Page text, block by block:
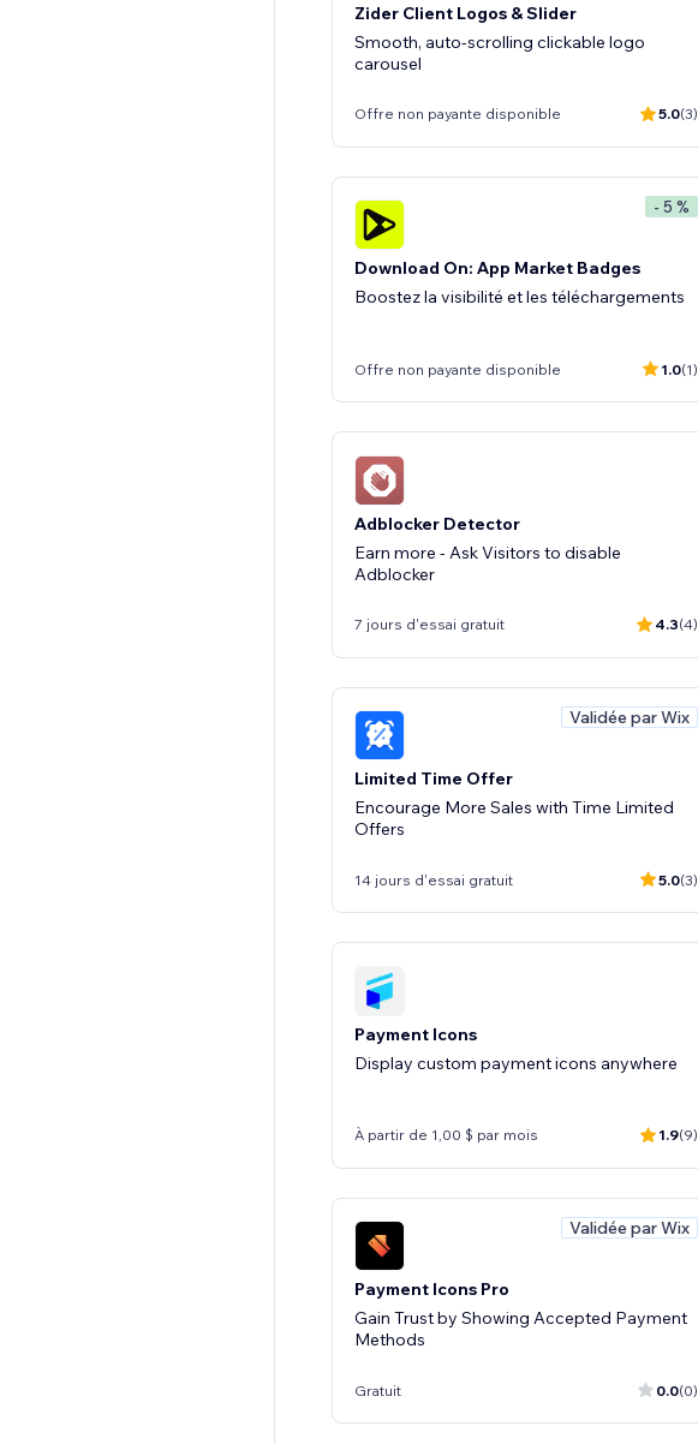
Zider Client Logos & Slider
Smooth, auto-scrolling clickable logo
carousel
Offre non payante disponible 5.0(3)
- 5 %
Download On: App Market Badges
Boostez la visibilité et les téléchargements
Offre non payante disponible 1.0(1)
Adblocker Detector
Earn more - Ask Visitors to disable
Adblocker
7 jours d'essai gratuit 4.3(4)
Validée par Wix
Limited Time Offer
Encourage More Sales with Time Limited
Offers
14 jours d'essai gratuit 5.0(3)
Payment Icons
Display custom payment icons anywhere
À partir de 1,00 $ par mois 1.9(9)
Validée par Wix
Payment Icons Pro
Gain Trust by Showing Accepted Payment
Methods
Gratuit 0.0(0)